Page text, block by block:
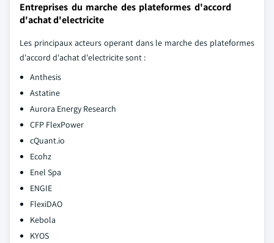
Entreprises du marche des plateformes d'accord
d'achat d'electricite
Les principaux acteurs operant dans le marche des plateformes
d'accord d'achat d'electricite sont :
Anthesis
Astatine
Aurora Energy Research
CFP FlexPower
cQuant.io
Ecohz
Enel Spa
ENGIE
FlexiDAO
Kebola
KYOS